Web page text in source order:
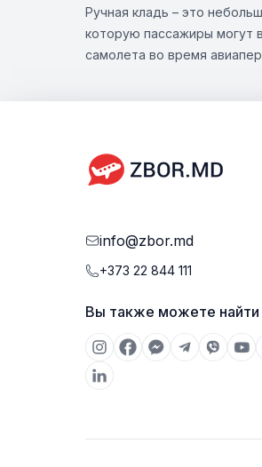
Ручная кладь – это
которую пассажиры могут
самолета во время
зависимости от
info@zbor.md
+373 22 844 111
Вы также можете найти